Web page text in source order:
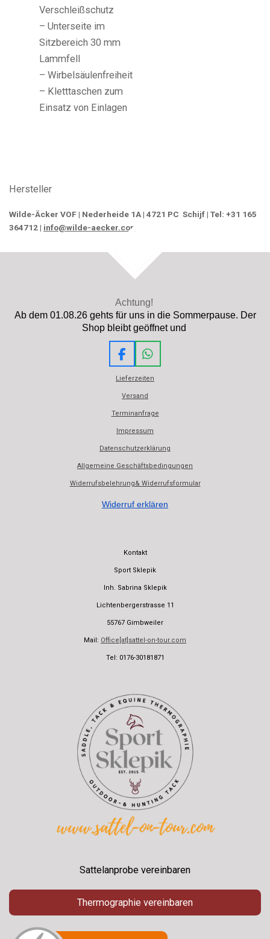
Verschleißschutz
– Unterseite im
Sitzbereich 30 mm
Lammfell
– Wirbelsäulenfreiheit
– Kletttaschen zum
Einsatz von Einlagen
Hersteller
Wilde-Äcker VOF | Nederheide 1A | 4721 PC Schijf | Tel: +31 165
364712 | info@wilde-aecker.com
Achtung!
Ab dem 01.08.26 gehts für uns in die Sommerpause. Der
Shop bleibt geöffnet und
F
a
c
e
o
o
W
h
a
t
A
p
Lieferzeiten
Versand
Terminanfrage
Impressum
Datenschutzerklärung
Allgemeine Geschäftsbedingungen
Widerrufsbelehrung& Widerrufsformular
Widerruf erklären
Kontakt
Sport Sklepik
Inh. Sabrina Sklepik
Lichtenbergerstrasse 11
55767 Gimbweiler
Mail: Office[at]sattel-on-tour.com
Tel: 0176-30181871
Sattelanprobe vereinbaren
Thermographie vereinbaren